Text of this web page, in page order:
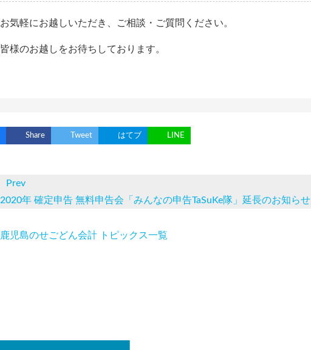
お気軽にお越しいただき、ご相談・ご質問ください。
皆様のお越しをお待ちしております。
Share Tweet はてブ LINE
Prev
2020年 確定申告 無料申告会「みんなの申告TaSuKe隊」延長のお知らせ
鹿児島のせごどん会計 トピックス一覧